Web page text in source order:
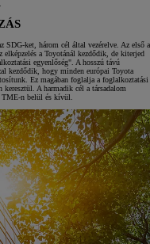
ket, három cél által vezérelve. Az első a
elképzelés a Toyotánál kezdődik, de kiterjed
egyenlőség". A hosszú távú
kezdődik, hogy minden európai Toyota
Ez magában foglalja a foglalkoztatási
keresztül. A harmadik cél a társadalom
TME-n belül és kívül.